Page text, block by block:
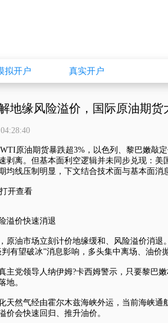
拟开户 真实开户
地缘风险溢价，国际原油期货
原油期货暴跌超3%，以色列、黎巴嫩敲
剥离。但基本面利空逻辑并未同步兑现：
均线压制明显，下文结合技术面与基本面消
溢价快速消退
原油市场立刻计价地缘缓和、风险溢价消
有望破冰”消息影响，多头集中离场、油价
主党领导人纳伊姆?卡西姆警示，只要黎巴
地。
天然气经由霍尔木兹海峡外运，当前海峡
价会快速回归、推升油价。